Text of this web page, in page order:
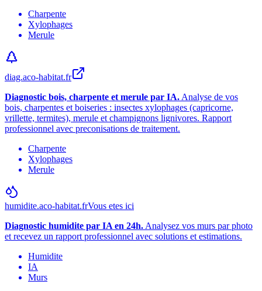
Charpente
Xylophages
Merule
diag.aco-habitat.fr
Diagnostic bois, charpente et merule par IA.Analyse de vos
bois, charpentes et boiseries : insectes xylophages (capricorne,
vrillette, termites), merule et champignons lignivores. Rapport
professionnel avec preconisations de traitement.
Charpente
Xylophages
Merule
humidite.aco-habitat.frVous etes ici
Diagnostic humidite par IA en 24h.Analysez vos murs par photo
et recevez un rapport professionnel avec solutions et estimations.
Humidite
IA
Murs